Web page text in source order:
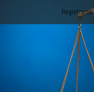
Registrarse